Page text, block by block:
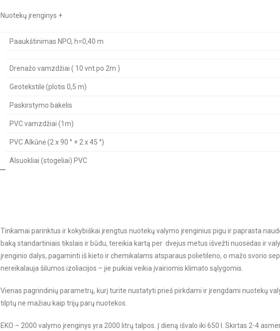
Nuotekų įrenginys +
Paaukštinimas NPO, h=0,40 m
Drenažo vamzdžiai ( 10 vnt.po 2m )
Geotekstilė (plotis 0,5 m)
Paskirstymo bakelis
PVC vamzdžiai (1m)
PVC Alkūnė (2 x 90 ° + 2 x 45 °)
Alsuokliai (stogeliai) PVC
Tinkamai parinktus ir kokybiškai įrengtus nuotekų valymo įrenginius pigu ir paprasta
baką standartiniais tikslais ir būdu, tereikia kartą per dvejus metus išvežti nuosėdas ir
įrenginio dalys, pagaminti iš kieto ir chemikalams atsparaus polietileno, o mažo svorio
nereikalauja šilumos izoliacijos – jie puikiai veikia įvairiomis klimato sąlygomis.
Vienas pagrindinių parametrų, kurį turite nustatyti prieš pirkdami ir įrengdami nuotekų
tilptų ne mažiau kaip trijų parų nuotekos.
EKO – 2000 valymo įrenginys yra 2000 litrų talpos. Į dieną išvalo iki 650 l. Skirtas 2-4